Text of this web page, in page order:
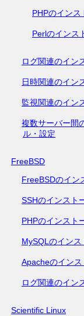
PHPのインス
Perlのインス
ログ関連のイン
日時関連のイン
監視関連のイン
複数サーバー間
ル・設定
FreeBSD
FreeBSDのイン
SSHのインスト
PHPのインスト
MySQLのイン
Apacheのイン
ログ関連のイン
Scientific Linux